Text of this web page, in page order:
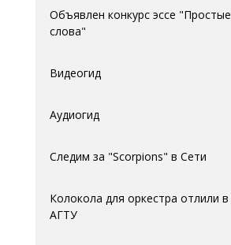
Объявлен конкурс эссе "Простые
слова"
Видеогид
Аудиогид
Следим за "Scorpions" в Сети
Колокола для оркестра отлили в
АГTУ